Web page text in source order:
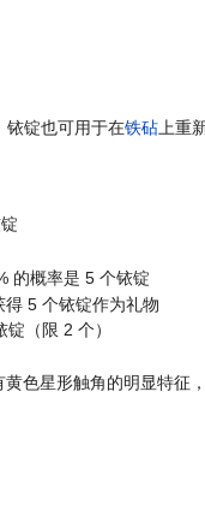
铱锭也可用于在铁砧 上重
的概率是 5 个铱锭
得 5 个铱锭作为礼物
（限 2 个）
黄色星形触角的明显特征